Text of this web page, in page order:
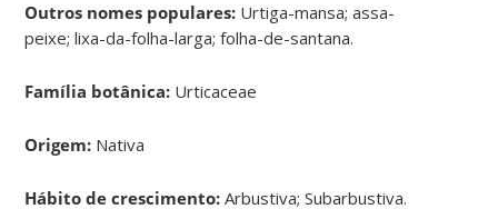
Outros nomes populares: Urtiga-mansa; assa-
peixe; lixa-da-folha-larga; folha-de-santana.
Família botânica: Urticaceae
Origem: Nativa
Hábito de crescimento: Arbustiva; Subarbustiva.